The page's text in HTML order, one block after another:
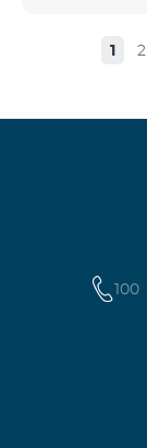
на тарифный
500 SMS,
«BeFree
Действие
1 2
100